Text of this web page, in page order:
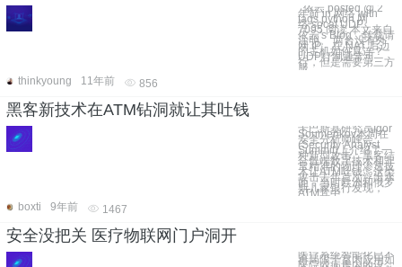
依云 posted @ 2
年前 in 网络 with
tags python 网
络 socat UDP ,
7095 阅读 本文来自
依云's Blog，转载请
注明。 两台没有外
网 IP、在 NAT 后边
的主机如何直连？
UDP打洞通常可
行，但是需要第三方
服
thinkyoung
11年前 856
黑客新技术在ATM钻洞就让其吐钱
卡巴斯基研究员Igor
Soumenkov本周在
安全分析师峰会
(Security Analyst
Summit)上介绍了一
种新型攻击：黑客结
合低端数字技术和非
常精准的物理渗透技
术让ATM吐钱。这类
攻击去年首次浮出水
面，当时欧洲和俄罗
斯几家银行发现，
ATM其中
boxti
9年前 1467
安全没把关 医疗物联网门户洞开
医疗系统智能化已不
再局限于室内应用如